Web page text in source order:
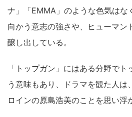
ナ」「EMMA」のような色気はな
向かう意志の強さや、ヒューマン
醸し出している。
「トップガン」にはある分野で
う意味もあり、ドラマを観た人は
ロインの原島浩美のことを思い浮